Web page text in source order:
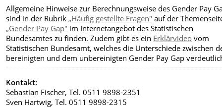
Allgemeine Hinweise zur Berechnungsweise des Gender Pay
sind in der Rubrik„Häufig gestellte Fragen" auf der
„Gender Pay Gap" im Internetangebot des Statistischen
Bundesamtes zu finden. Zudem gibt es ein Erklärvideo vom
Statistischen Bundesamt, welches die Unterschiede zwischen
bereinigten und dem unbereinigten Gender Pay Gap
Kontakt:
Sebastian Fischer, Tel. 0511 9898-2351
Sven Hartwig, Tel. 0511 9898-2315